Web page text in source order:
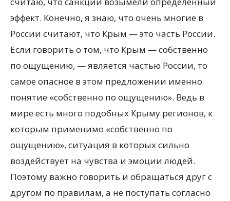
эффект. Конечно, я знаю, что очень многие в
России считают, что Крым — это часть России.
Если говорить о том, что Крым — собственно
по ощущению, — является частью России, то
самое опасное в этом предложении именно
понятие «собственно по ощущению». Ведь в
мире есть много подобных Крыму регионов, к
которым применимо «собственно по
ощущению», ситуация в которых сильно
воздействует на чувства и эмоции людей.
Поэтому важно говорить и обращаться друг с
другом по правилам, а не поступать согласно